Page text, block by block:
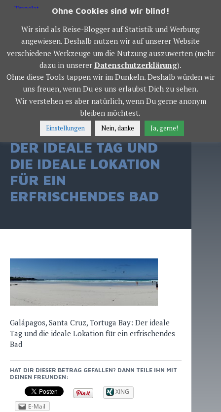
Springe
OWS WORLD TOUR
MENÜ
GALÁPAGOS, SANTA
CRUZ, TORTUGA BAY:
DER IDEALE TAG UND
DIE IDEALE LOKATION
FÜR EIN
ERFRISCHENDES BAD
Galápagos, Santa Cruz, Tortuga Bay: Der ideale
Tag und die ideale Lokation für ein erfrischendes
Bad
HAT DIR DIESER BETRAG GEFALLEN? DANN TEILE IHN MIT
DEINEN FREUNDEN:
XING
E-Mail
Ohne Cookies sind wir blind!
Wir sind als Reise-Blogger auf Statistik und Werbung
angewiesen. Deshalb nutzen wir auf unserer Website
verschiedene Werkzeuge um die Nutzung auszuwerten (mehr
dazu in unserer Datenschutzerklärung).
Ohne diese Tools tappen wir im Dunkeln. Deshalb würden wir
uns freuen, wenn Du es uns erlaubst Dich zu sehen.
Wir verstehen es aber natürlich, wenn Du gerne anonym
bleiben möchtest.
Einstellungen Nein, danke Ja, gerne!